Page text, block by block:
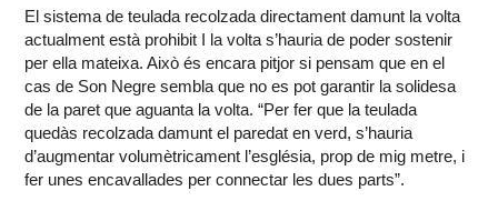
El sistema de teulada recolzada directament damunt la volta
actualment està prohibit I la volta s’hauria de poder sostenir
per ella mateixa. Això és encara pitjor si pensam que en el
cas de Son Negre sembla que no es pot garantir la solidesa
de la paret que aguanta la volta. “Per fer que la teulada
quedàs recolzada damunt el paredat en verd, s’hauria
d’augmentar volumètricament l’església, prop de mig metre, i
fer unes encavallades per connectar les dues parts”.